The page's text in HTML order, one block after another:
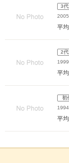
3代
平
2代
平
初
平